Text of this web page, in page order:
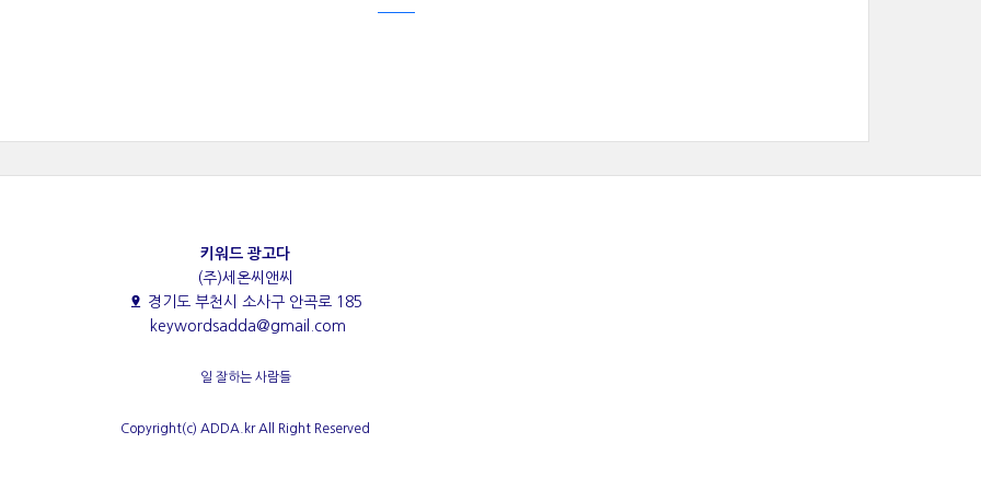
키워드 광고다
(주)세온씨앤씨
경기도 부천시 소사구 안곡로 185
keywordsadda@gmail.com
일 잘하는 사람들
Copyright(c) ADDA.kr All Right Reserved